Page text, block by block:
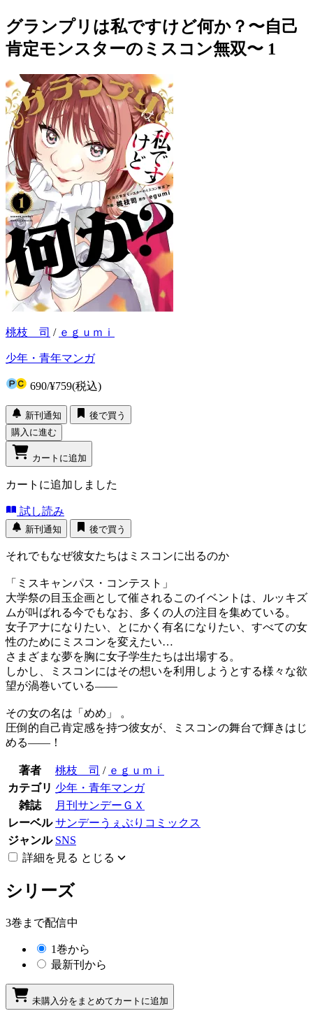
グランプリは私ですけど何か？〜自己
肯定モンスターのミスコン無双〜 1
桃枝 司 / ｅｇｕｍｉ
少年・青年マンガ
690/¥759(税込)
新刊通知
後で買う
購入に進む
カートに追加
カートに追加しました
試し読み
新刊通知 後で買う
それでもなぜ彼女たちはミスコンに出るのか
「ミスキャンパス・コンテスト」
大学祭の目玉企画として催されるこのイベントは、ルッキズ
ムが叫ばれる今でもなお、多くの人の注目を集めている。
女子アナになりたい、とにかく有名になりたい、すべての女
性のためにミスコンを変えたい…
さまざまな夢を胸に女子学生たちは出場する。
しかし、ミスコンにはその想いを利用しようとする様々な欲
望が渦巻いている――
その女の名は「めめ」 。
圧倒的自己肯定感を持つ彼女が、ミスコンの舞台で輝きはじ
める――！
著者 桃枝 司 / ｅｇｕｍｉ
カテゴリ 少年・青年マンガ
雑誌
月刊サンデーＧＸ
レーベル サンデーうぇぶりコミックス
ジャンル SNS
詳細を見る とじる
シリーズ
3巻まで配信中
1巻から
最新刊から
未購入分をまとめてカートに追加